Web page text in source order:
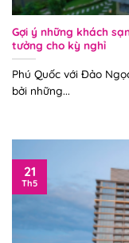
Gợi ý những khách
tưởng cho kỳ nghỉ
Phú Quốc với Đảo
bởi những...
21
Th5